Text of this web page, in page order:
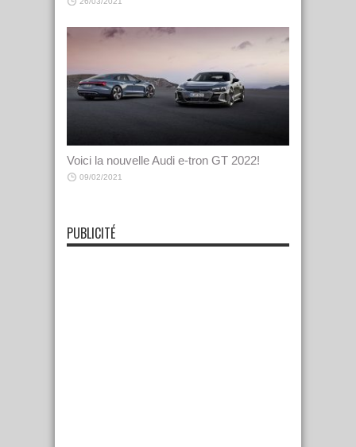
Voici la nouvelle Audi e-tron GT 2022!
09/02/2021
PUBLICITÉ